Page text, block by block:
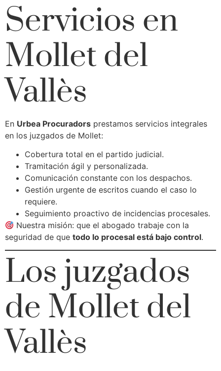
Servicios en
Mollet del
Vallès
En Urbea Procuradors prestamos servicios integrales
en los juzgados de Mollet:
Cobertura total en el partido judicial.
Tramitación ágil y personalizada.
Comunicación constante con los despachos.
Gestión urgente de escritos cuando el caso lo
requiere.
Seguimiento proactivo de incidencias procesales.
Nuestra misión: que el abogado trabaje con la
seguridad de que todo lo procesal está bajo control.
Los juzgados
de Mollet del
Vallès